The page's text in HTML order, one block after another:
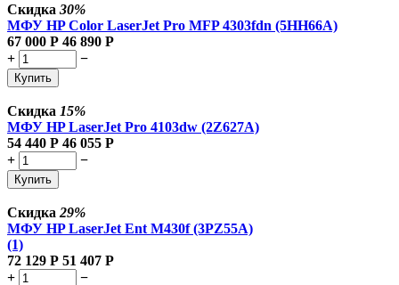
Скидка 30%
МФУ HP Color LaserJet Pro MFP 4303fdn (5HH66A)
67 000 Р 46 890 Р
+
−
Купить
Скидка 15%
МФУ HP LaserJet Pro 4103dw (2Z627A)
54 440 Р 46 055 Р
+
−
Купить
Скидка 29%
МФУ HP LaserJet Ent M430f (3PZ55A)
(1)
72 129 Р 51 407 Р
+
−